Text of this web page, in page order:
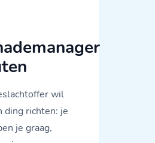
wil
ding richten: je
je graag,